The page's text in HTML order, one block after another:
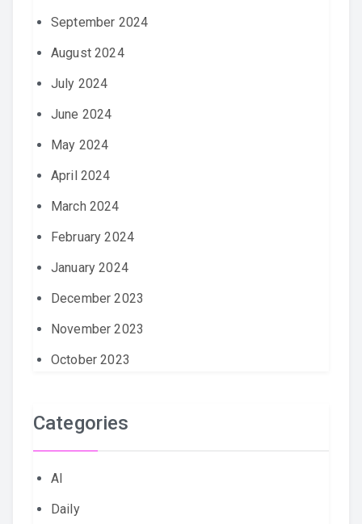
September 2024
August 2024
July 2024
June 2024
May 2024
April 2024
March 2024
February 2024
January 2024
December 2023
November 2023
October 2023
Categories
AI
Daily